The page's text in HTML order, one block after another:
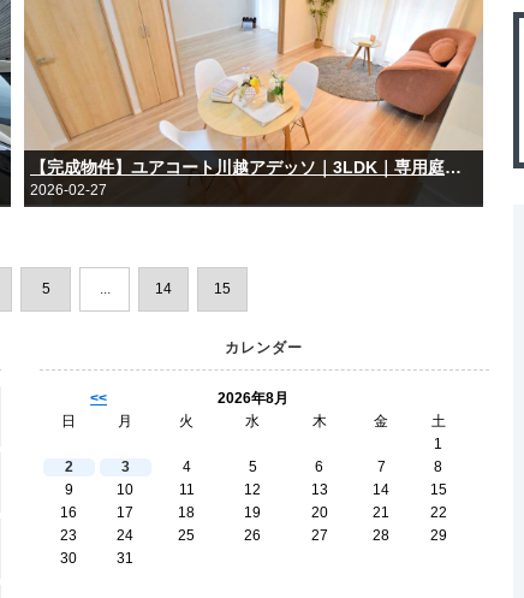
【完成物件】ユアコート川越アデッソ｜3LDK｜専用庭・テラス付き｜東武東上線「川越」駅徒歩12分
2026-02-27
5 14 15
カレンダー
<<
2026年8月
日
月 火 水 木 金
土
1
2
3 4 5 6 7
8
9
10 11 12 13 14
15
16
17 18 19 20 21
22
23
24 25 26 27 28
29
30
31